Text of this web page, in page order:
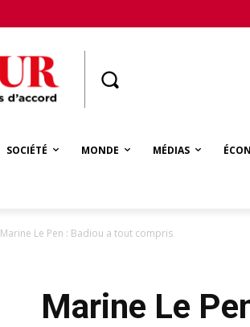
SOCIÉTÉ MONDE MÉDIAS
Marine Le Pen : Badiou a tout compris
Marine Le